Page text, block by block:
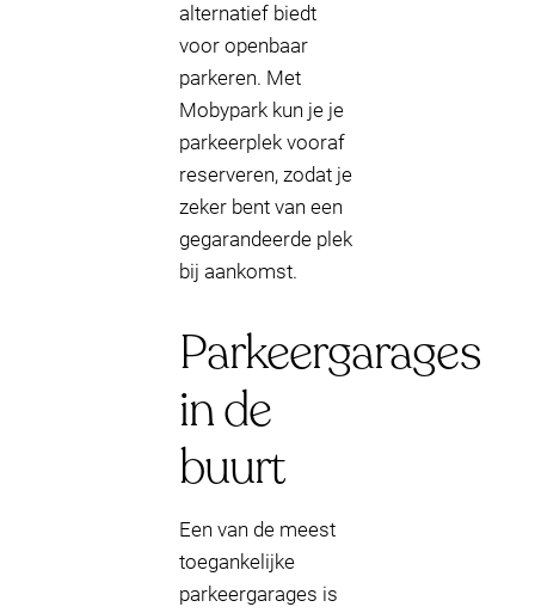
alternatief biedt
voor openbaar
parkeren. Met
Mobypark kun je je
parkeerplek vooraf
reserveren, zodat je
zeker bent van een
gegarandeerde plek
bij aankomst.
Parkeergarages
in de
buurt
Een van de meest
toegankelijke
parkeergarages is